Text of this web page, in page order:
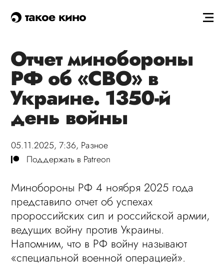
такое кино
Отчет минобороны
РФ об «СВО» в
Украине. 1350-й
день войны
05.11.2025, 7:36, Разное
Поддержать в Patreon
Минобороны РФ 4 ноября 2025 года
представило отчет об успехах
пророссийских сил и российской армии,
ведущих войну против Украины.
Напомним, что в РФ войну называют
«специальной военной операцией».